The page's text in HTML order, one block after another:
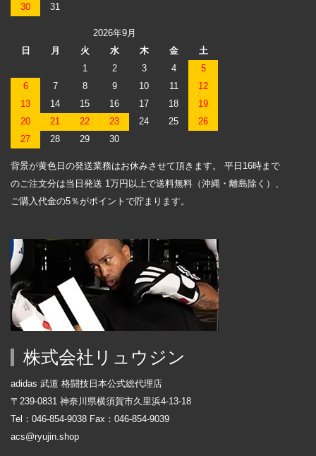
株式会社リュウジン
adidas 武道 格闘技日本公式総代理店
〒239-0831 神奈川県横須賀市久里浜4-13-18
Tel：046-854-9038 Fax：046-854-9039
acs@ryujin.shop
30
31
2026年9月
日
月 火 水 木 金
土
1
2 3 4
5
6
7 8 9 10 11
12
13
14 15 16 17 18
19
20
21 22 23 24 25
26
27
28 29 30
背景が黄色日の発送業務はお休みさせて頂きます。 平日16時まで
のご注文分は当日発送 1万円以上で送料無料（沖縄・離島除く）、
ご購入代金の5％がポイントで貯まります。